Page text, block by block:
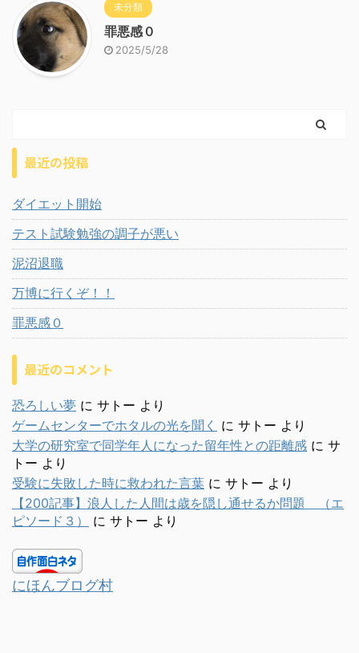
未分類
罪悪感０
2025/5/28
最近の投稿
ダイエット開始
テスト試験勉強の調子が悪い
泥沼退職
万博に行くぞ！！
罪悪感０
最近のコメント
恐ろしい夢 に サトー より
ゲームセンターでホタルの光を聞く に サトー より
大学の研究室で同学年人になった留年性との距離感 に サ
トー より
受験に失敗した時に救われた言葉 に サトー より
【200記事】浪人した人間は歳を隠し通せるか問題 （エ
ピソード３）
に サトー より
にほんブログ村